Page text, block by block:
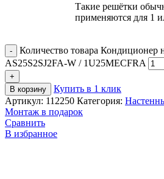
Такие решётки
применяются для 1
Количество товара Кондиционер
AS25S2SJ2FA-W / 1U25MECFRA
В корзину
Купить в 1 клик
Артикул: 112250 Категория:
Монтаж в подарок
Сравнить
В избранное